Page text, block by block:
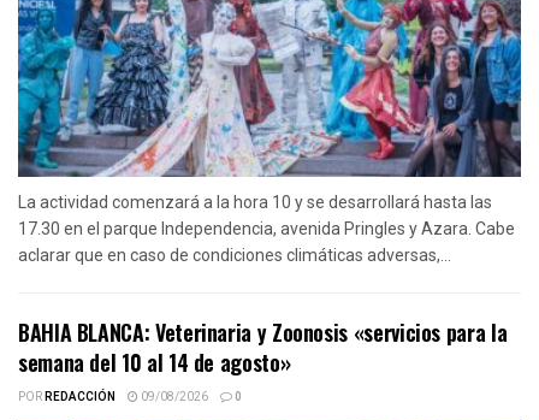
La actividad comenzará a la hora 10 y se desarrollará hasta las
17.30 en el parque Independencia, avenida Pringles y Azara. Cabe
aclarar que en caso de condiciones climáticas adversas,...
BAHIA BLANCA: Veterinaria y Zoonosis «servicios para la
semana del 10 al 14 de agosto»
PORREDACCIÓN 09/08/2026 0